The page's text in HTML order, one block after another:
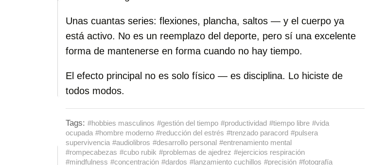
Unas cuantas series: flexiones, plancha, saltos — y el cuerpo ya
está activo. No es un reemplazo del deporte, pero sí una excelente
forma de mantenerse en forma cuando no hay tiempo.
El efecto principal no es solo físico — es disciplina. Lo hiciste de
todos modos.
Tags: #hobbies masculinos #gestión del tiempo #productividad #tiempo libre #vida
ocupada #hombre moderno #reducción del estrés #trenzado paracord #pulsera
supervivencia #audiolibros #desarrollo personal #entrenamiento mental
#rompecabezas #cubo rubik #problemas de ajedrez #ejercicios respiración
#mindfulness #concentración #dardos #lanzamiento cuchillos #precisión #fotografía